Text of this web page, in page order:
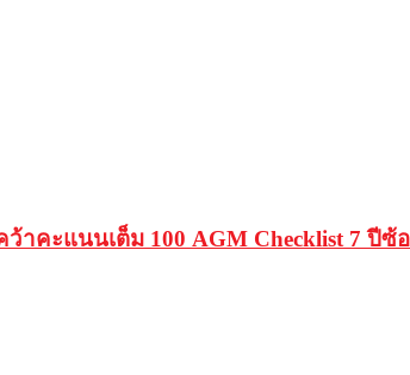
าคะแนนเต็ม 100 AGM Checklist 7 ปี